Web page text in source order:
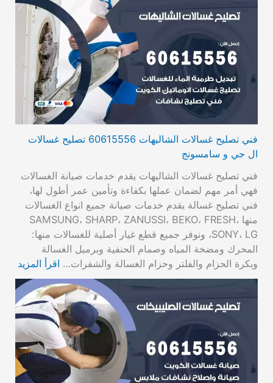
فني تصليح غسالات الشاليهات 60615556 تصليح غسالات
ال جي و سامسونج
فني تصليح غسالات الشاليهات يقدم خدمات صيانة الغسالات
فهي أمر مهم لضمان عملها بكفاءة وتأمين عمر أطول لها،
فني تصليح غسالة يقدم خدمات صيانة جميع انواع الغسالات
منها SAMSUNG، SHARP، ZANUSSI، BEKO، FRESH،
SONY، LG، ونوفر جميع قطع غيار أصلية للغسالات منها:
المحرك ومضخة المياه وصمام الحنفية وبرميل الغسالة
وبكرة الحزام والفلتر وحزام الغسالة والشفرات… اقرأ المزيد